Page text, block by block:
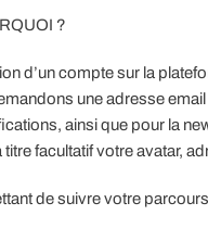
?
d’un compte sur la
une adresse
ainsi que pour la
facultatif votre avatar,
de suivre votre